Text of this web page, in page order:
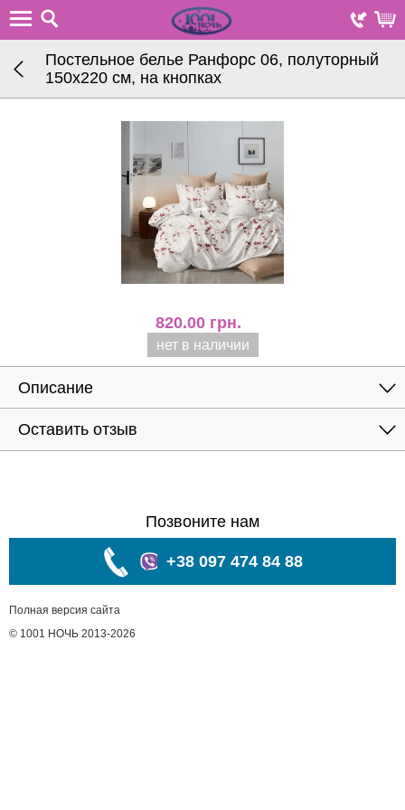
Постельное белье Ранфорс 06, полуторный
150х220 см, на кнопках
820.00 грн.
нет в наличии
Описание
Оставить отзыв
Позвоните нам
+38 097 474 84 88
Полная версия сайта
© 1001 НОЧЬ 2013-2026